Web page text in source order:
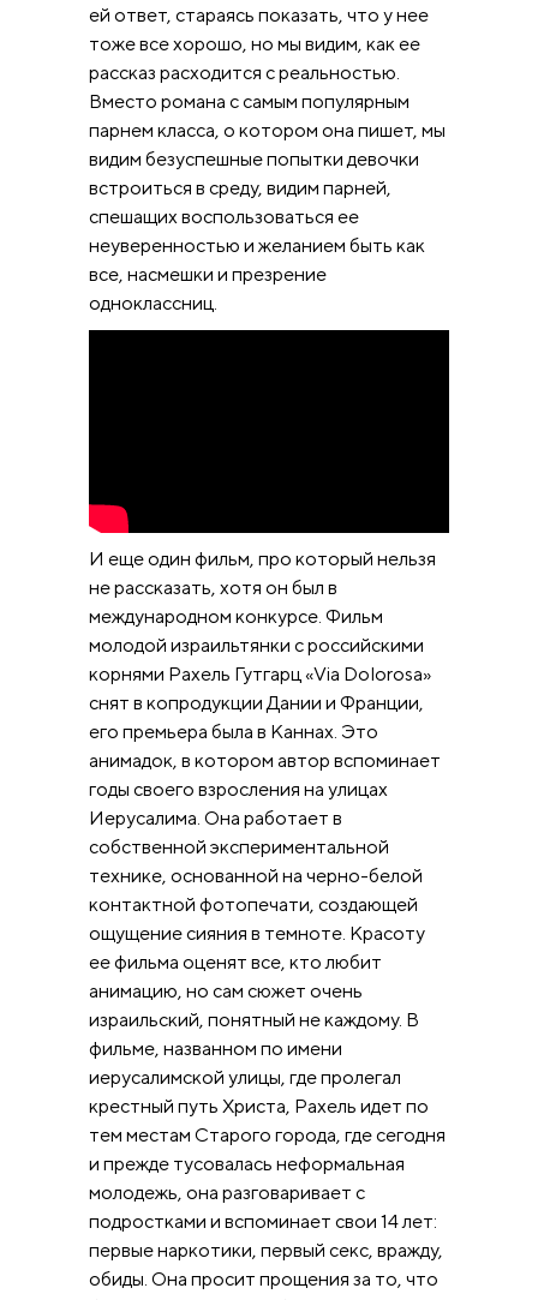
ей ответ, стараясь показать, что у нее
тоже все хорошо, но мы видим, как ее
рассказ расходится с реальностью.
Вместо романа с самым популярным
парнем класса, о котором она пишет, мы
видим безуспешные попытки девочки
встроиться в среду, видим парней,
спешащих воспользоваться ее
неуверенностью и желанием быть как
все, насмешки и презрение
одноклассниц.
И еще один фильм, про который нельзя
не рассказать, хотя он был в
международном конкурсе. Фильм
молодой израильтянки с российскими
корнями Рахель Гутгарц «Via Dolorosa»
снят в копродукции Дании и Франции,
его премьера была в Каннах. Это
анимадок, в котором автор вспоминает
годы своего взросления на улицах
Иерусалима. Она работает в
собственной экспериментальной
технике, основанной на черно-белой
контактной фотопечати, создающей
ощущение сияния в темноте. Красоту
ее фильма оценят все, кто любит
анимацию, но сам сюжет очень
израильский, понятный не каждому. В
фильме, названном по имени
иерусалимской улицы, где пролегал
крестный путь Христа, Рахель идет по
тем местам Старого города, где сегодня
и прежде тусовалась неформальная
молодежь, она разговаривает с
подростками и вспоминает свои 14 лет:
первые наркотики, первый секс, вражду,
обиды. Она просит прощения за то, что